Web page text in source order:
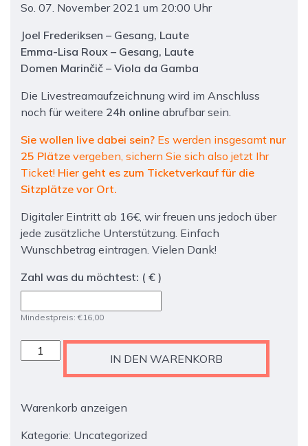
So. 07. November 2021 um 20:00 Uhr
Joel Frederiksen – Gesang, Laute
Emma-Lisa Roux – Gesang, Laute
Domen Marinčič – Viola da Gamba
Die Livestreamaufzeichnung wird im Anschluss
noch für weitere 24h online abrufbar sein.
Sie wollen live dabei sein? Es werden insgesamt nur
25 Plätze vergeben, sichern Sie sich also jetzt Ihr
Ticket! Hier geht es zum Ticketverkauf für die
Sitzplätze vor Ort.
Digitaler Eintritt ab 16€, wir freuen uns jedoch über
jede zusätzliche Unterstützung. Einfach
Wunschbetrag eintragen. Vielen Dank!
Zahl was du möchtest: ( € )
Mindestpreis: €16,00
TX5939:
Greifenberger
Werkstattkonzert:
Frederiksen
&
IN DEN WARENKORB
Warenkorb anzeigen
Kategorie: Uncategorized